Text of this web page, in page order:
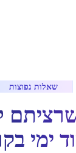
שאלות נפוצות
ימי ב